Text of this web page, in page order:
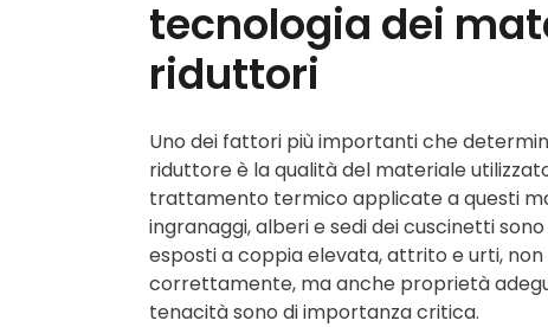
tecnologia dei
riduttori
Uno dei fattori più importanti che
riduttore è la qualità del materiale
trattamento termico applicate a questi
ingranaggi, alberi e sedi dei cuscinetti
esposti a coppia elevata, attrito e urti,
correttamente, ma anche proprietà
tenacità sono di importanza critica.